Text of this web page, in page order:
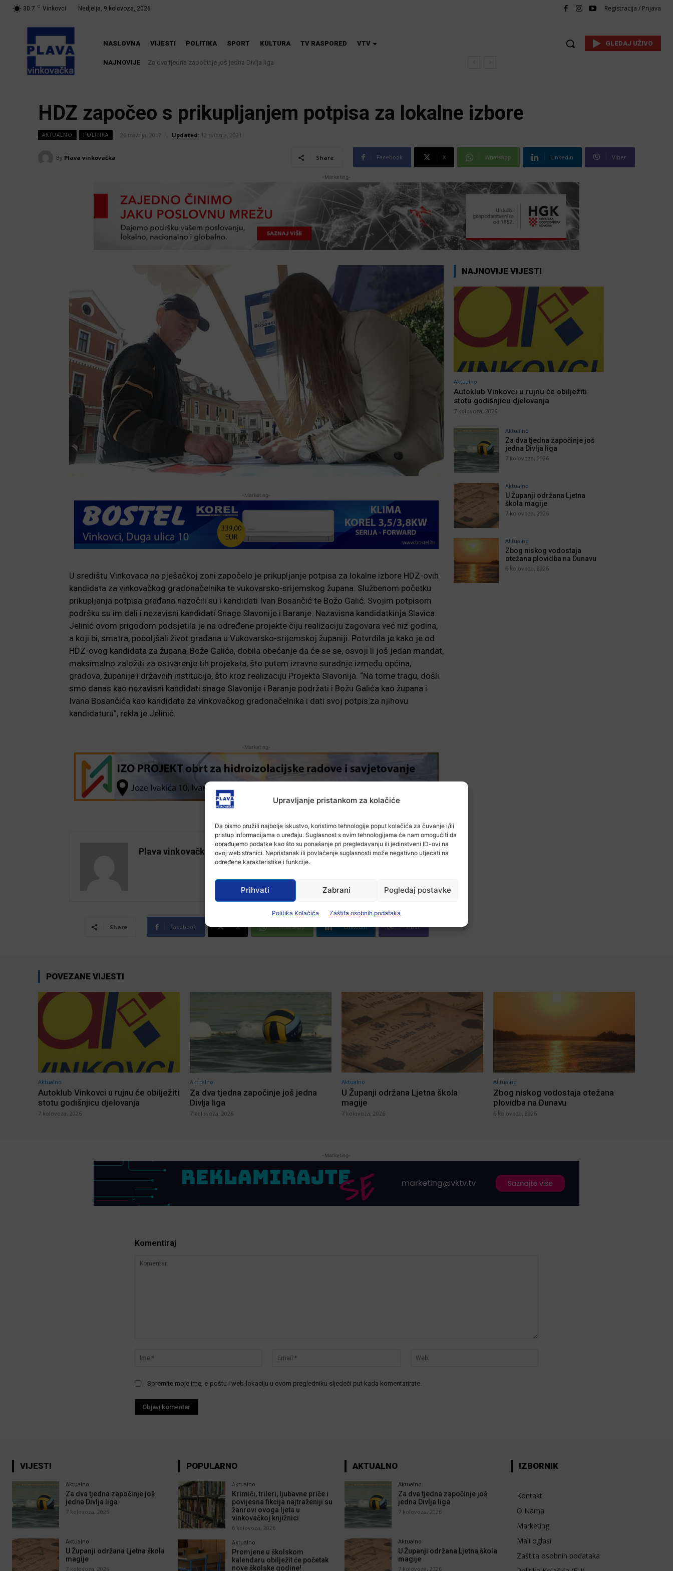
Upravljanje pristankom za kolačiće
Da bismo pružili najbolje iskustvo, koristimo tehnologije poput kolačića za čuvanje i/ili
pristup informacijama o uređaju. Suglasnost s ovim tehnologijama će nam omogućiti da
obrađujemo podatke kao što su ponašanje pri pregledavanju ili jedinstveni ID-ovi na
ovoj web stranici. Nepristanak ili povlačenje suglasnosti može negativno utjecati na
određene karakteristike i funkcije.
Prihvati Zabrani Pogledaj postavke
Politika Kolačića Zaštita osobnih podataka
Registracija / Prijava
30.7 C Vinkovci Nedjelja, 9 kolovoza, 2026
NASLOVNA VIJESTI POLITIKA SPORT KULTURA TV RASPORED VTV
NAJNOVIJE Za dva tjedna započinje još jedna Divlja liga
GLEDAJ UŽIVO
HDZ započeo s prikupljanjem potpisa za lokalne izbore
AKTUALNO POLITIKA 26 travnja, 2017 Updated: 12 svibnja, 2021
By Plava vinkovačka Share Facebook X WhatsApp Linkedin Viber
-Marketing-
-Marketing-
U središtu Vinkovaca na pješačkoj zoni započelo je prikupljanje potpisa za lokalne izbore HDZ-ovih
kandidata za vinkovačkog gradonačelnika te vukovarsko-srijemskog župana. Službenom početku
prikupljanja potpisa građana nazočili su i kandidati Ivan Bosančić te Božo Galić. Svojim potpisom
podršku su im dali i nezavisni kandidati Snage Slavonije i Baranje. Nezavisna kandidatkinja Slavica
Jelinić ovom prigodom podsjetila je na određene projekte čiju realizaciju zagovara već niz godina,
a koji bi, smatra, poboljšali život građana u Vukovarsko-srijemskoj županiji. Potvrdila je kako je od
HDZ-ovog kandidata za župana, Bože Galića, dobila obećanje da će se se, osvoji li još jedan mandat,
maksimalno založiti za ostvarenje tih projekata, što putem izravne suradnje između općina,
gradova, županije i državnih institucija, što kroz realizaciju Projekta Slavonija. “Na tome tragu, došli
smo danas kao nezavisni kandidati snage Slavonije i Baranje podržati i Božu Galića kao župana i
Ivana Bosančića kao kandidata za vinkovačkog gradonačelnika i dati svoj potpis za njihovu
kandidaturu”, rekla je Jelinić.
-Marketing-
Plava vinkovačka
Share Facebook X WhatsApp Linkedin Viber
NAJNOVIJE VIJESTI
Aktualno
Autoklub Vinkovci u rujnu će obilježiti
stotu godišnjicu djelovanja
7 kolovoza, 2026
Aktualno
Za dva tjedna započinje još
jedna Divlja liga
7 kolovoza, 2026
Aktualno
U Županji održana Ljetna
škola magije
7 kolovoza, 2026
Aktualno
Zbog niskog vodostaja
otežana plovidba na Dunavu
6 kolovoza, 2026
POVEZANE VIJESTI
Aktualno
Autoklub Vinkovci u rujnu će obilježiti
stotu godišnjicu djelovanja
7 kolovoza, 2026
Aktualno
Za dva tjedna započinje još jedna
Divlja liga
7 kolovoza, 2026
Aktualno
U Županji održana Ljetna škola
magije
7 kolovoza, 2026
Aktualno
Zbog niskog vodostaja otežana
plovidba na Dunavu
6 kolovoza, 2026
-Marketing-
Komentiraj
Ime:*
Email:*
Spremite moje ime, e-poštu i web-lokaciju u ovom pregledniku sljedeći put kada komentarirate.
VIJESTI
Aktualno
Za dva tjedna započinje još
jedna Divlja liga
7 kolovoza, 2026
Aktualno
U Županji održana Ljetna škola
magije
7 kolovoza, 2026
POPULARNO
Aktualno
Krimići, trileri, ljubavne priče i
povijesna fikcija najtraženiji su
žanrovi ovoga ljeta u
vinkovačkoj knjižnici
6 kolovoza, 2026
Aktualno
Promjene u školskom
kalendaru obilježit će početak
nove školske godine!
AKTUALNO
Aktualno
Za dva tjedna započinje još
jedna Divlja liga
7 kolovoza, 2026
Aktualno
U Županji održana Ljetna škola
magije
7 kolovoza, 2026
IZBORNIK
Kontakt
O Nama
Marketing
Mali oglasi
Zaštita osobnih podataka